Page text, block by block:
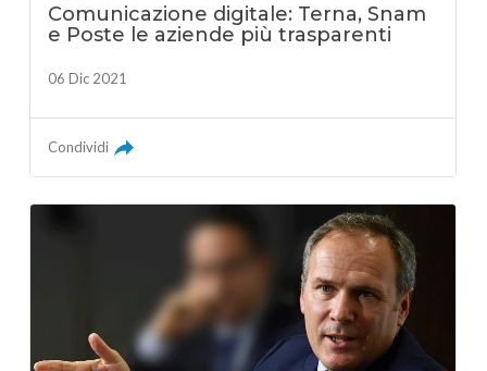
Comunicazione digitale: Terna, Snam
e Poste le aziende più trasparenti
06 Dic 2021
Condividi